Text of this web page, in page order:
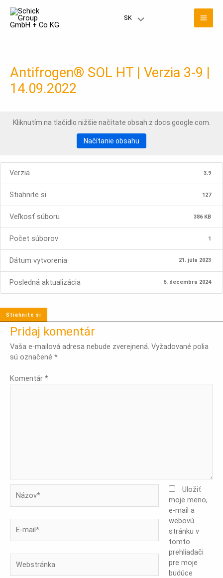
obsah
SK Prepínač
Antifrogen® SOL HT | Verzia 3-9 |
14.09.2022
Kliknutím na tlačidlo nižšie načítate obsah z docs.google.com.
Načítanie obsahu
Verzia 3.9
Stiahnite si 127
Veľkosť súboru 386 KB
Počet súborov 1
Dátum vytvorenia 21. júla 2023
Posledná aktualizácia 6. decembra 2024
Stiahnite si
Pridaj komentár
Vaša e-mailová adresa nebude zverejnená. Vyžadované polia
sú označené *
Komentár *
mail*
Uložiť
moje meno,
e-mail a
webovú
stránku v
tomto
prehliadači
pre moje
budúce